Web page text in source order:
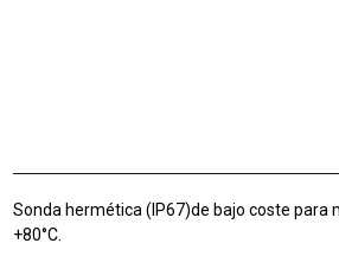
Sonda hermética (IP67)de bajo coste para
+80°C.